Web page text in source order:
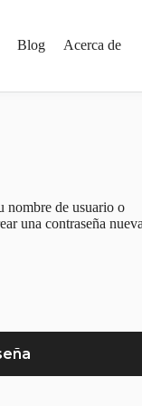
Blog Acerca de
nombre de usuario o
una contraseña